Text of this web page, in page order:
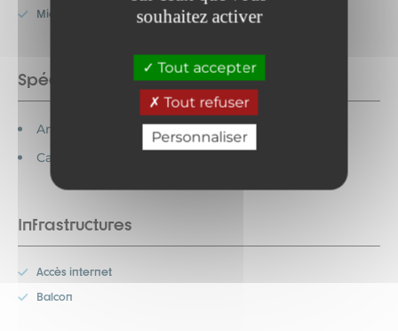
souhaitez activer
Tout accepter
Tout refuser
Personnaliser
Micro-onde
Spécificités
Animaux interdits
Cartes bancaires acceptées
Infrastructures
Accès internet
Balcon